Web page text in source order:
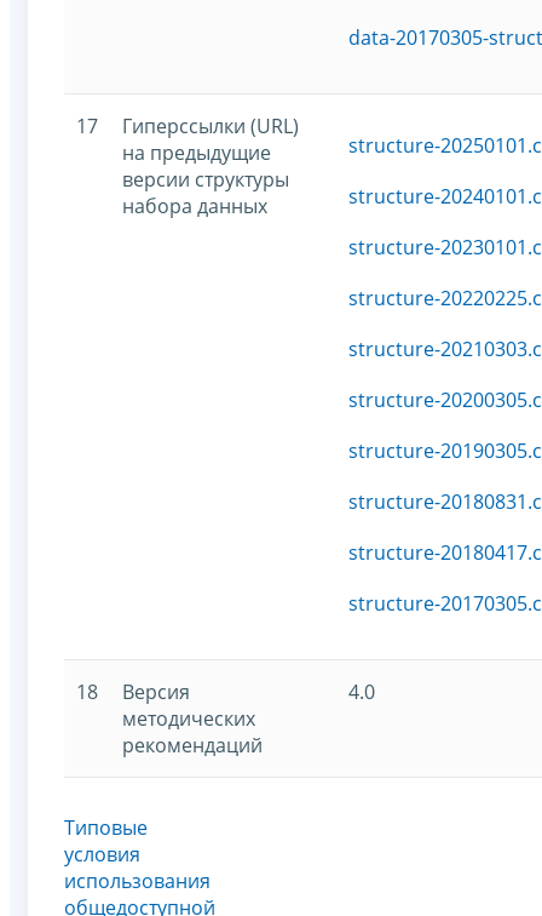
data-20170305-
17
Гиперссылки (URL)
на предыдущие
версии структуры
набора данных
structure-
structure-
structure-
structure-
structure-
structure-
structure-
structure-
structure-
structure-
18
Версия
методических
рекомендаций
4.0
Типовые
условия
использования
общедоступной